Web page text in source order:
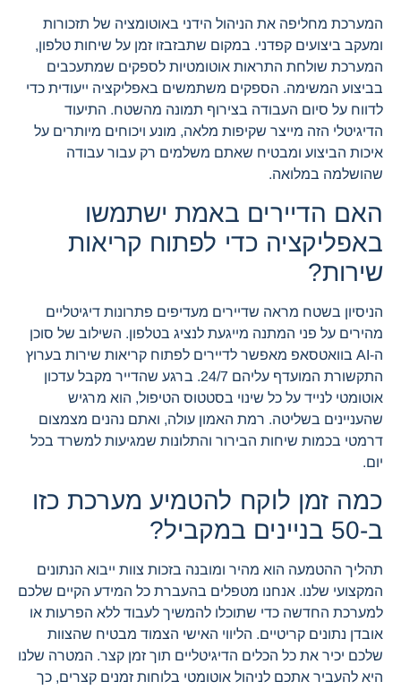
המערכת מחליפה את הניהול הידני באוטומציה של תזכורות
ומעקב ביצועים קפדני. במקום שתבזבזו זמן על שיחות טלפון,
המערכת שולחת התראות אוטומטיות לספקים שמתעכבים
בביצוע המשימה. הספקים משתמשים באפליקציה ייעודית כדי
לדווח על סיום העבודה בצירוף תמונה מהשטח. התיעוד
הדיגיטלי הזה מייצר שקיפות מלאה, מונע ויכוחים מיותרים על
איכות הביצוע ומבטיח שאתם משלמים רק עבור עבודה
שהושלמה במלואה.
האם הדיירים באמת ישתמשו
באפליקציה כדי לפתוח קריאות
שירות?
הניסיון בשטח מראה שדיירים מעדיפים פתרונות דיגיטליים
מהירים על פני המתנה מייגעת לנציג בטלפון. השילוב של סוכן
ה-AI בוואטסאפ מאפשר לדיירים לפתוח קריאות שירות בערוץ
התקשורת המועדף עליהם 24/7. ברגע שהדייר מקבל עדכון
אוטומטי לנייד על כל שינוי בסטטוס הטיפול, הוא מרגיש
שהעניינים בשליטה. רמת האמון עולה, ואתם נהנים מצמצום
דרמטי בכמות שיחות הבירור והתלונות שמגיעות למשרד בכל
יום.
כמה זמן לוקח להטמיע מערכת כזו
ב-50 בניינים במקביל?
תהליך ההטמעה הוא מהיר ומובנה בזכות צוות ייבוא הנתונים
המקצועי שלנו. אנחנו מטפלים בהעברת כל המידע הקיים שלכם
למערכת החדשה כדי שתוכלו להמשיך לעבוד ללא הפרעות או
אובדן נתונים קריטיים. הליווי האישי הצמוד מבטיח שהצוות
שלכם יכיר את כל הכלים הדיגיטליים תוך זמן קצר. המטרה שלנו
היא להעביר אתכם לניהול אוטומטי בלוחות זמנים קצרים, כך